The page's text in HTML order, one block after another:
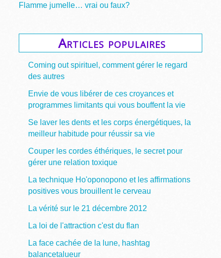
Flamme jumelle… vrai ou faux?
Articles populaires
Coming out spirituel, comment gérer le regard
des autres
Envie de vous libérer de ces croyances et
programmes limitants qui vous bouffent la vie
Se laver les dents et les corps énergétiques, la
meilleur habitude pour réussir sa vie
Couper les cordes éthériques, le secret pour
gérer une relation toxique
La technique Ho'oponopono et les affirmations
positives vous brouillent le cerveau
La vérité sur le 21 décembre 2012
La loi de l'attraction c'est du flan
La face cachée de la lune, hashtag
balancetalueur